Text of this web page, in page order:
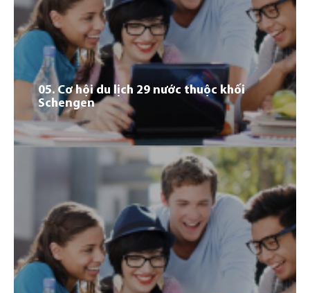
Đức hiện có hơn 400 trường Đại học cùng hơn 1.800
chương trình học với chất lượng đào tạo hàng đầu thế
giới và bằng cấp được công nhận toàn cầu. Đức là lựa
chọn lý tưởng của nhiều du học sinh quốc tế.
05. Cơ hội du lịch 29 nước thuộc khối
Schengen
01
Đức hiện có hơn 400 trường Đại học cùng hơn 1.800
chương trình học với chất lượng đào tạo hàng đầu thế
giới và bằng cấp được công nhận toàn cầu. Đức là lựa